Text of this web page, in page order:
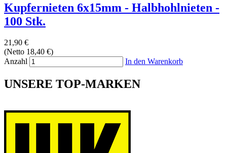
Kupfernieten 6x15mm - Halbhohlnieten -
100 Stk.
21,90 €
(Netto 18,40 €)
Anzahl
In den Warenkorb
UNSERE TOP-MARKEN